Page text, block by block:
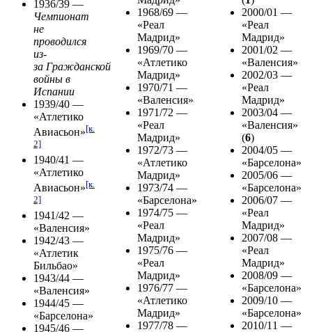
1936/39 —
Чемпионат
не
проводился
из-
за Гражданской
войны в
Испании
1939/40 —
«Атлетико
Авиасьон»[к.
2]
1940/41 —
«Атлетико
Авиасьон»[к.
2]
1941/42 —
«Валенсия»
1942/43 —
«Атлетик
Бильбао»
1943/44 —
«Валенсия»
1944/45 —
«Барселона»
1945/46 —
1968/69 —
«Реал
Мадрид»
1969/70 —
«Атлетико
Мадрид»
1970/71 —
«Валенсия»
1971/72 —
«Реал
Мадрид»
1972/73 —
«Атлетико
Мадрид»
1973/74 —
«Барселона»
1974/75 —
«Реал
Мадрид»
1975/76 —
«Реал
Мадрид»
1976/77 —
«Атлетико
Мадрид»
1977/78 —
2000/01 —
«Реал
Мадрид»
2001/02 —
«Валенсия»
2002/03 —
«Реал
Мадрид»
2003/04 —
«Валенсия»
(6)
2004/05 —
«Барселона»
2005/06 —
«Барселона»
2006/07 —
«Реал
Мадрид»
2007/08 —
«Реал
Мадрид»
2008/09 —
«Барселона»
2009/10 —
«Барселона»
2010/11 —